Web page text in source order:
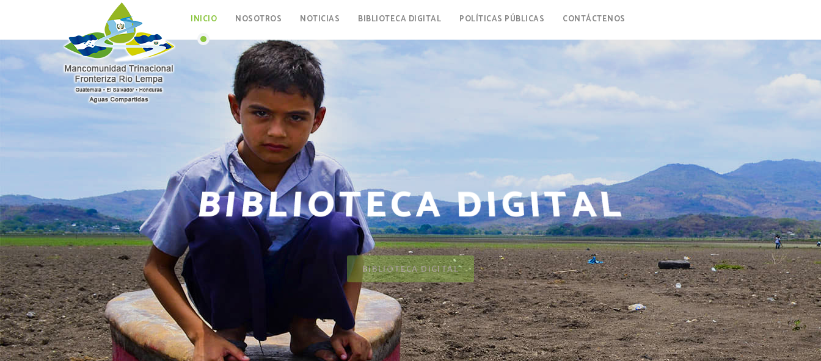
INICIO NOSOTROS NOTICIAS BIBLIOTECA DIGITAL POLÍTICAS PÚBLICAS CONTÁCTENOS
BIBLIOTECA DIGITAL
BIBLIOTECA DIGITAL